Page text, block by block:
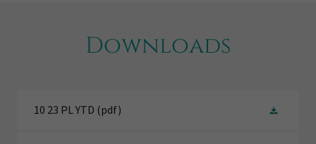
Downloads
10 23 PL YTD (pdf)